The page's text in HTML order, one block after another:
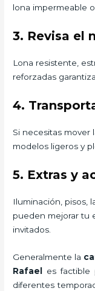
lona impermeable
3. Revisa el
Lona resistente,
reforzadas
4.
Si necesitas mover
modelos ligeros y
5. Extras y
Iluminación, pisos,
pueden mejorar tu
invitados.
Generalmente la
Rafael
es factible
diferentes